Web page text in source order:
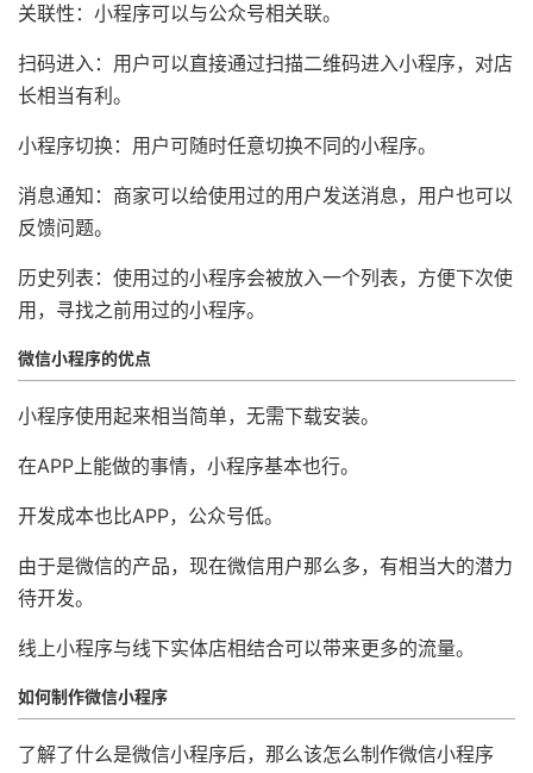
关联性：小程序可以与公众号相关联。
扫码进入：用户可以直接通过扫描二维码进入小程序，对店
长相当有利。
小程序切换：用户可随时任意切换不同的小程序。
消息通知：商家可以给使用过的用户发送消息，用户也可以
反馈问题。
历史列表：使用过的小程序会被放入一个列表，方便下次使
用，寻找之前用过的小程序。
微信小程序的优点
小程序使用起来相当简单，无需下载安装。
在APP上能做的事情，小程序基本也行。
开发成本也比APP，公众号低。
由于是微信的产品，现在微信用户那么多，有相当大的潜力
待开发。
线上小程序与线下实体店相结合可以带来更多的流量。
如何制作微信小程序
了解了什么是微信小程序后，那么该怎么制作微信小程序